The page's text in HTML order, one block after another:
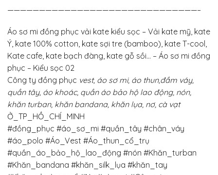
——————————————————————————————–
Áo sơ mi đồng phục vải kate kiểu sọc – Vải kate mỹ, kate
Ý, kate 100% cotton, kate sợi tre (bamboo), kate T-cool,
Kate cafe, kate bạch đàng, kate gỗ sồi… – Áo sơ mi đồng
phục – Kiểu sọc 02
Công ty đồng phục vest, áo sơ mi, áo thun,đầm váy,
quần tây, áo khoác, quần áo bảo hộ lao động, nón,
khăn turban, khăn bandana, khăn lụa, nơ, cà vạt
Ở_TP_HỒ_CHÍ_MINH
#đồng_phục #áo_sơ_mi #quần_tây #chân_váy
#áo_polo #Áo_Vest #Áo_thun_cổ_trụ
#quần_áo_bảo_hộ_lao_động #nón #Khăn_turban
#Khăn_bandana #khăn_silk_lụa #khăn_tay